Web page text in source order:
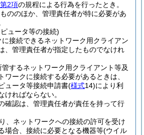
2項の規程による行為を行ったとき。
ののほか、管理責任者が特に必要があ
ュータ等の接続)
に接続できるネットワーク用クライアン
、管理責任者が指定したものでなけれ
するネットワーク用クライアント等及
ワークに接続する必要があるときは、
ュータ等接続申請書(様式14)により利
ければならない。
確認は、管理責任者が責任を持って行
、ネットワークへの接続の許可を受け
場合、接続に必要となる機器等(ウイル